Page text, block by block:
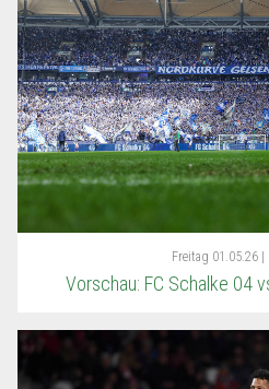
Freitag 01.05.26 |
Vorschau: FC Schalke 04